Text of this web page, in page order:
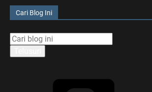
Cari Blog Ini